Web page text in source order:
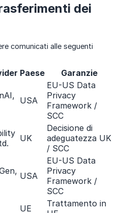
dei
comunicati alle seguenti
Paese Garanzie
USA
EU-US Data
Privacy
Framework /
SCC
UK
Decisione di
adeguatezza UK
/ SCC
USA
EU-US Data
Privacy
Framework /
SCC
UE
Trattamento in